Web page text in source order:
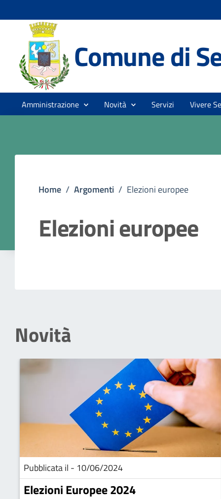
Comune di
Amministrazione Novità Servizi Vivere
Home / Argomenti / Elezioni europee
Elezioni europee
Novità
Pubblicata il - 10/06/2024
Elezioni Europee 2024